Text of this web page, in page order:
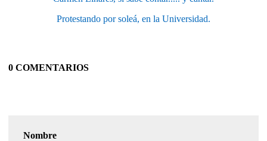
Protestando por soleá, en la Universidad.
0 COMENTARIOS
Nombre